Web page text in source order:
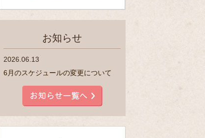
お知らせ
2026.06.13
6月のスケジュールの変更について